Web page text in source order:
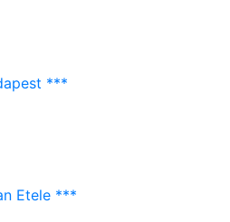
***
Etele ***